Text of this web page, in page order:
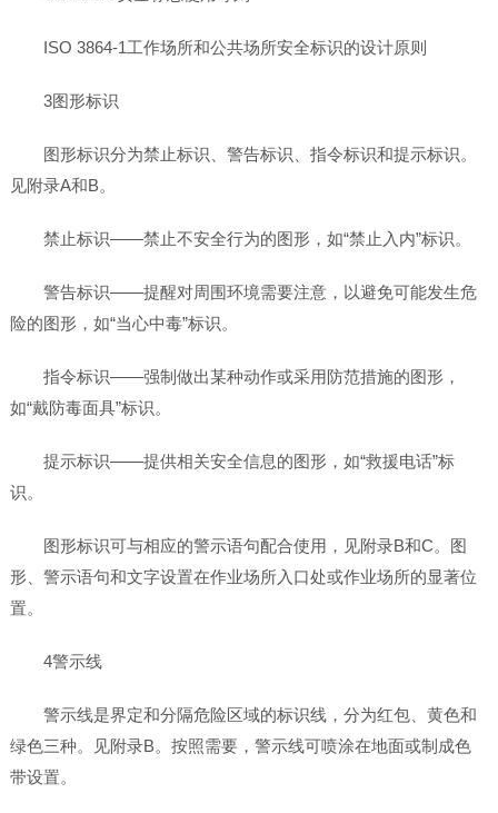
ISO 3864-1工作场所和公共场所安全标识的设计原则
3图形标识
图形标识分为禁止标识、警告标识、指令标识和提示标识。
见附录A和B。
禁止标识——禁止不安全行为的图形，如“禁止入内”标识。
警告标识——提醒对周围环境需要注意，以避免可能发生危
险的图形，如“当心中毒”标识。
指令标识——强制做出某种动作或采用防范措施的图形，
如“戴防毒面具”标识。
提示标识——提供相关安全信息的图形，如“救援电话”标
识。
图形标识可与相应的警示语句配合使用，见附录B和C。图
形、警示语句和文字设置在作业场所入口处或作业场所的显著位
置。
4警示线
警示线是界定和分隔危险区域的标识线，分为红包、黄色和
绿色三种。见附录B。按照需要，警示线可喷涂在地面或制成色
带设置。